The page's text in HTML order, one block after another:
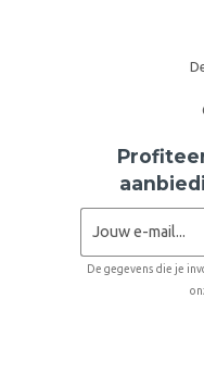
De gegevens die je